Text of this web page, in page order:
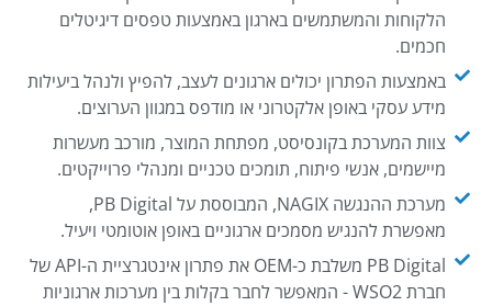
הלקוחות והמשתמשים בארגון באמצעות טפסים דיגיטלים
חכמים.
באמצעות הפתרון יכולים ארגונים לעצב, להפיץ ולנהל ביעילות
מידע עסקי באופן אלקטרוני או מודפס במגוון הערוצים.
צוות המערכת בקונסיסט, מפתחת המוצר, מורכב מעשרות
מיישמים, אנשי פיתוח, תומכים טכניים ומנהלי פרוייקטים.
מערכת ההנגשה NAGIX, המבוססת על PB Digital,
מאפשרת להנגיש מסמכים ארגוניים באופן אוטומטי ויעיל.
PB Digital משלבת כ-OEM את פתרון אינטגרציית ה-API של
חברת WSO2 - המאפשר לחבר בקלות בין מערכות ארגוניות